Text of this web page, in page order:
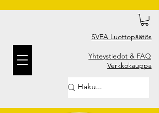
SVEA Luottopäätös
Yhteystiedot & FAQ
Verkkokauppa